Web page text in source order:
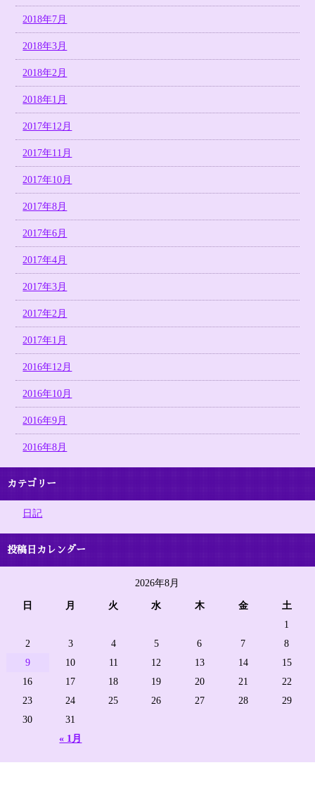
2018年7月
2018年3月
2018年2月
2018年1月
2017年12月
2017年11月
2017年10月
2017年8月
2017年6月
2017年4月
2017年3月
2017年2月
2017年1月
2016年12月
2016年10月
2016年9月
2016年8月
カテゴリー
日記
投稿日カレンダー
2026年8月
日 月 火 水 木 金 土
« 1月
1
2
3 4 5 6 7
8
9
10 11 12 13 14
15
16
17 18 19 20 21
22
23
24 25 26 27 28
29
30
31